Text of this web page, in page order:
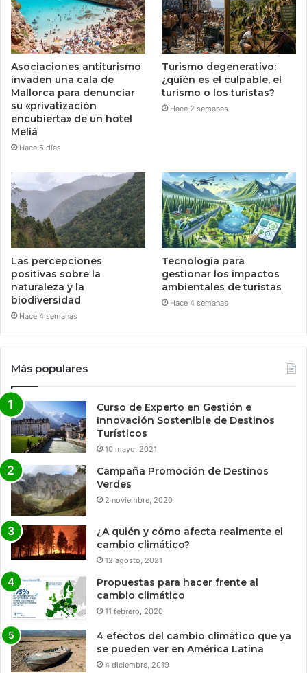
Asociaciones antiturismo
invaden una cala de
Mallorca para denunciar
su «privatización
encubierta» de un hotel
Meliá
Hace 5 días
Turismo degenerativo:
¿quién es el culpable, el
turismo o los turistas?
Hace 2 semanas
Las percepciones
positivas sobre la
naturaleza y la
biodiversidad
Hace 4 semanas
Tecnologia para
gestionar los impactos
ambientales de turistas
Hace 4 semanas
Más populares
Curso de Experto en Gestión e
Innovación Sostenible de Destinos
Turísticos
10 mayo, 2021
Campaña Promoción de Destinos
Verdes
2 noviembre, 2020
¿A quién y cómo afecta realmente el
cambio climático?
12 agosto, 2021
Propuestas para hacer frente al
cambio climático
11 febrero, 2020
4 efectos del cambio climático que ya
se pueden ver en América Latina
4 diciembre, 2019